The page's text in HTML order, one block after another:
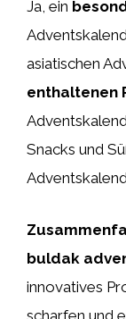
Ja, ein
asiatischen
enthaltenen
Snacks und
buldak
innovatives
scharfen und